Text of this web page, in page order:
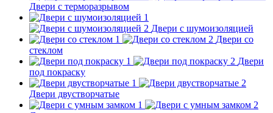
Двери с терморазрывом
Двери с шумоизоляцией
Двери со
стеклом
Двери
под покраску
Двери двустворчатые